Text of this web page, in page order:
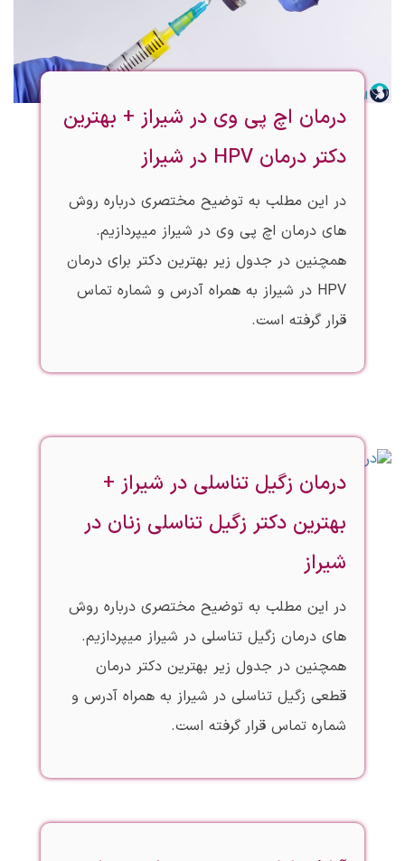
درمان اچ پی وی در شیراز + بهترین
دکتر درمان HPV در شیراز
در این مطلب به توضیح مختصری درباره روش
های درمان اچ پی وی در شیراز میپردازیم.
همچنین در جدول زیر بهترین دکتر برای درمان
HPV در شیراز به همراه آدرس و شماره تماس
قرار گرفته است.
درمان زگیل تناسلی در شیراز +
بهترین دکتر زگیل تناسلی زنان در
شیراز
در این مطلب به توضیح مختصری درباره روش
های درمان زگیل تناسلی در شیراز میپردازیم.
همچنین در جدول زیر بهترین دکتر درمان
قطعی زگیل تناسلی در شیراز به همراه آدرس و
شماره تماس قرار گرفته است.